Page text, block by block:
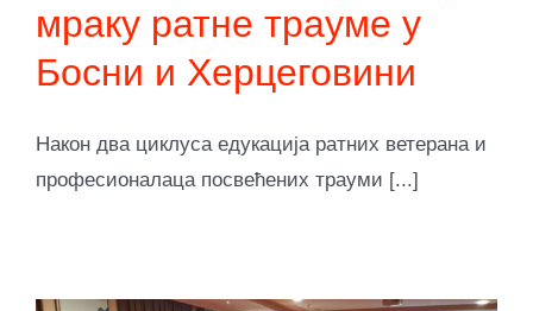
мраку ратне трауме у
Босни и Херцеговини
Након два циклуса едукација ратних ветерана и
професионалаца посвећених трауми [...]